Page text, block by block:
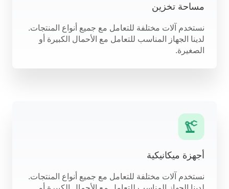
مساحة تخزين
نستخدم آلات مختلفة للتعامل مع جميع أنواع المنتجات.
لدينا الجهاز المناسب للتعامل مع الأحمال الكبيرة أو
الصغيرة.
أجهزة ميكانيكية
نستخدم آلات مختلفة للتعامل مع جميع أنواع المنتجات.